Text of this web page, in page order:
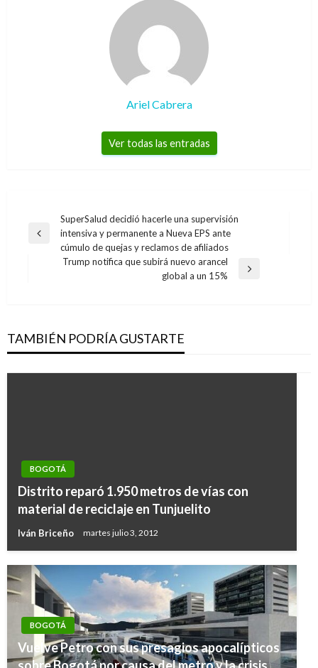
Ariel Cabrera
Ver todas las entradas
Navegación
de
entradas
Entrada
SuperSalud decidió hacerle una supervisión
intensiva y permanente a Nueva EPS ante
cúmulo de quejas y reclamos de afiliados
Trump notifica que subirá nuevo arancel
global a un 15%
TAMBIÉN PODRÍA GUSTARTE
BOGOTÁ
Distrito reparó 1.950 metros de vías con
material de reciclaje en Tunjuelito
Iván Briceño martes julio 3, 2012
BOGOTÁ
Vuelve Petro con sus presagios apocalípticos